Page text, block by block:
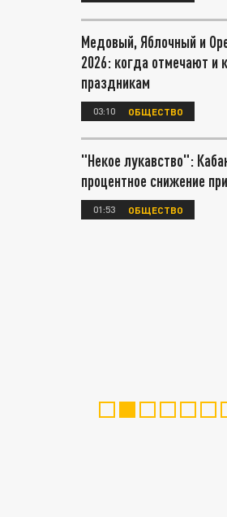
Медовый, Яблочный и
2026: когда отмечают и
праздникам
03:10 ОБЩЕСТВО
"Некое лукавство":
процентное снижение
01:53 ОБЩЕСТВО